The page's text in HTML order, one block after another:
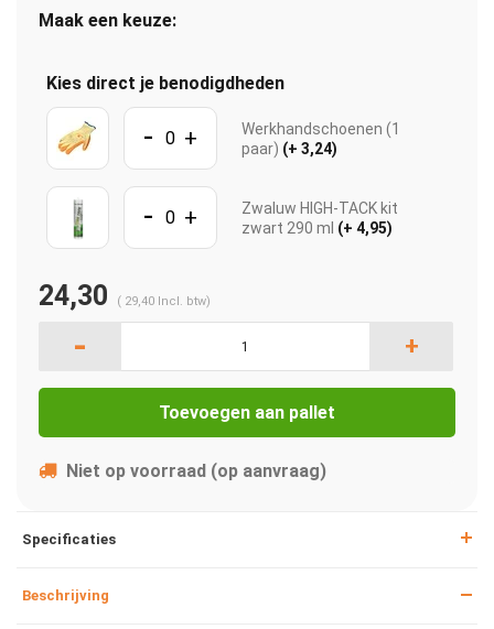
Maak een keuze:
Kies direct je benodigdheden
- +
Werkhandschoenen (1
paar) (+ 3,24)
- +
Zwaluw HIGH-TACK kit
zwart 290 ml (+ 4,95)
24,30 ( 29,40 Incl. btw)
- +
Toevoegen aan pallet
Niet op voorraad (op aanvraag)
Specificaties
Beschrijving